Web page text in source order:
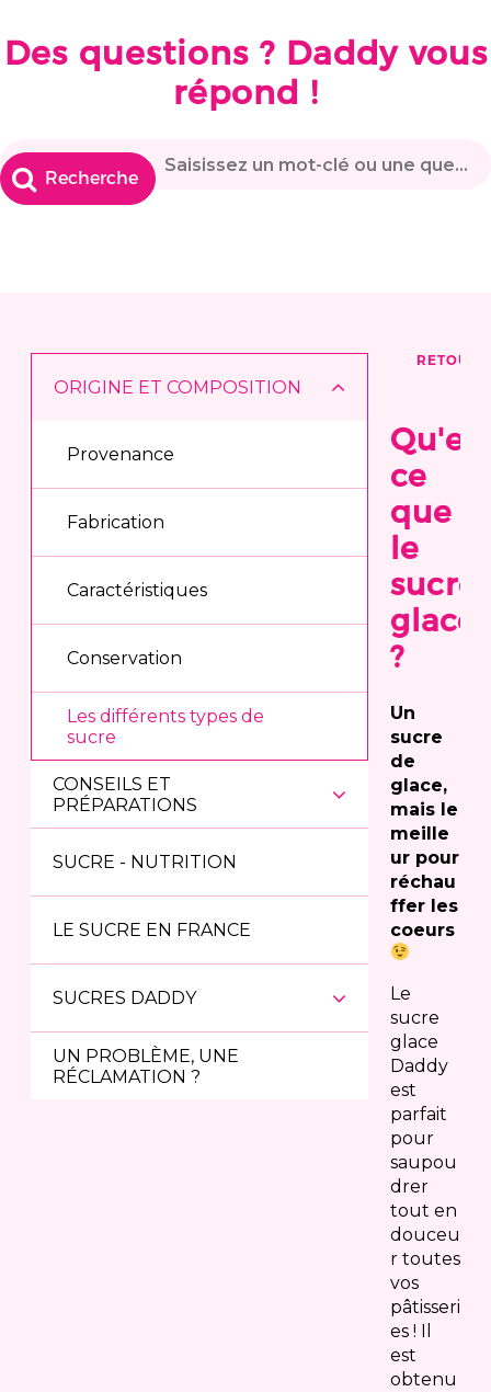
Des questions ? Daddy vous
répond !
ORIGINE ET COMPOSITION
Provenance
Fabrication
Caractéristiques
Conservation
Les différents types de
sucre
CONSEILS ET
PRÉPARATIONS
SUCRE - NUTRITION
LE SUCRE EN FRANCE
SUCRES DADDY
UN PROBLÈME, UNE
RÉCLAMATION ?
RETOUR
ce
que
le
sucre
glace
?
Un
sucre
de
glace,
mais le
meille
ur pour
réchau
ffer les
coeurs
Le
sucre
glace
Daddy
est
parfait
pour
saupou
drer
tout en
douceu
r toutes
vos
pâtisseri
es ! Il
est
obtenu